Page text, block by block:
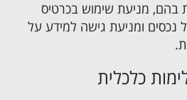
בהם, מניעת שימוש בכרטיס
ומניעת גישה למידע על
כלכלית